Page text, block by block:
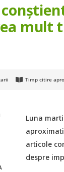
mult
Timp citire
Luna
articole
despre